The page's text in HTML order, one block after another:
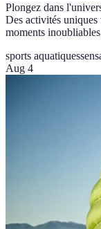
Plongez dans
Des activités
moments
sports aquatiques
Aug 4